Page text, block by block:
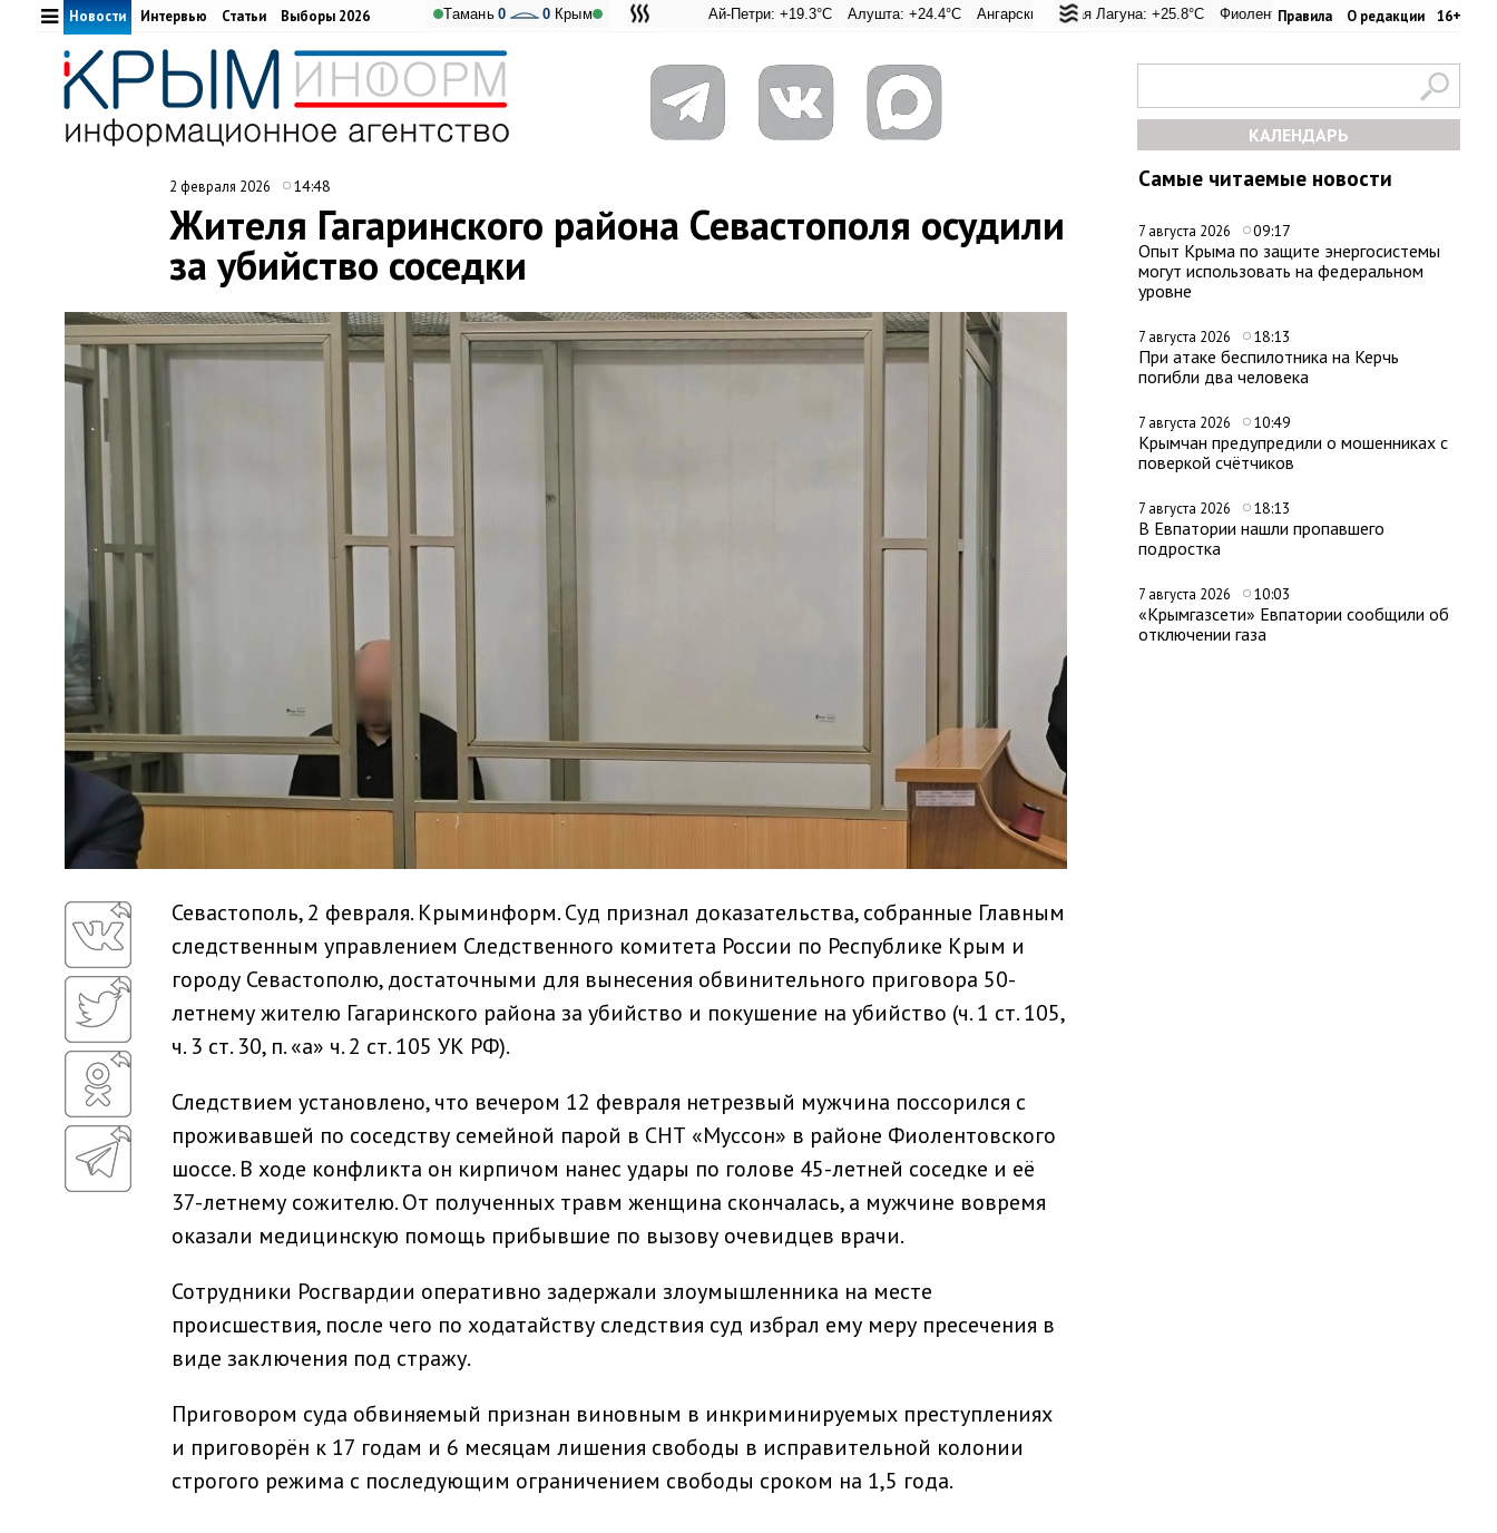
Правила О редакции 16+
Адмиральская Лагуна: +25.8°C Фиолент: +26.4°C Казачья бухта: +26.2°C
Ай-Петри: +19.3°C Алушта: +24.4°C Ангарский перевал: +20.9°C Евпатория: +23.6°C Керчь: +33.4°C Никитский сад:
Тамань 0 0 Крым
Новости Интервью Статьи Выборы 2026
КАЛЕНДАРЬ
Самые читаемые новости
7 августа 2026 09:17
Опыт Крыма по защите энергосистемы
могут использовать на федеральном
уровне
7 августа 2026 18:13
При атаке беспилотника на Керчь
погибли два человека
7 августа 2026 10:49
Крымчан предупредили о мошенниках с
поверкой счётчиков
7 августа 2026 18:13
В Евпатории нашли пропавшего
подростка
7 августа 2026 10:03
«Крымгазсети» Евпатории сообщили об
отключении газа
2 февраля 2026 14:48
Жителя Гагаринского района Севастополя осудили
за убийство соседки
Севастополь, 2 февраля. Крыминформ. Суд признал доказательства, собранные Главным
следственным управлением Следственного комитета России по Республике Крым и
городу Севастополю, достаточными для вынесения обвинительного приговора 50-
летнему жителю Гагаринского района за убийство и покушение на убийство (ч. 1 ст. 105,
ч. 3 ст. 30, п. «а» ч. 2 ст. 105 УК РФ).
Следствием установлено, что вечером 12 февраля нетрезвый мужчина поссорился с
проживавшей по соседству семейной парой в СНТ «Муссон» в районе Фиолентовского
шоссе. В ходе конфликта он кирпичом нанес удары по голове 45-летней соседке и её
37-летнему сожителю. От полученных травм женщина скончалась, а мужчине вовремя
оказали медицинскую помощь прибывшие по вызову очевидцев врачи.
Сотрудники Росгвардии оперативно задержали злоумышленника на месте
происшествия, после чего по ходатайству следствия суд избрал ему меру пресечения в
виде заключения под стражу.
Приговором суда обвиняемый признан виновным в инкриминируемых преступлениях
и приговорён к 17 годам и 6 месяцам лишения свободы в исправительной колонии
строгого режима с последующим ограничением свободы сроком на 1,5 года.